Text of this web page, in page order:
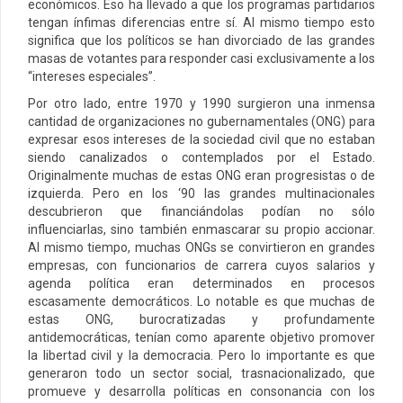
económicos. Eso ha llevado a que los programas partidarios
tengan ínfimas diferencias entre sí. Al mismo tiempo esto
significa que los políticos se han divorciado de las grandes
masas de votantes para responder casi exclusivamente a los
“intereses especiales”.
Por otro lado, entre 1970 y 1990 surgieron una inmensa
cantidad de organizaciones no gubernamentales (ONG) para
expresar esos intereses de la sociedad civil que no estaban
siendo canalizados o contemplados por el Estado.
Originalmente muchas de estas ONG eran progresistas o de
izquierda. Pero en los ‘90 las grandes multinacionales
descubrieron que financiándolas podían no sólo
influenciarlas, sino también enmascarar su propio accionar.
Al mismo tiempo, muchas ONGs se convirtieron en grandes
empresas, con funcionarios de carrera cuyos salarios y
agenda política eran determinados en procesos
escasamente democráticos. Lo notable es que muchas de
estas ONG, burocratizadas y profundamente
antidemocráticas, tenían como aparente objetivo promover
la libertad civil y la democracia. Pero lo importante es que
generaron todo un sector social, trasnacionalizado, que
promueve y desarrolla políticas en consonancia con los